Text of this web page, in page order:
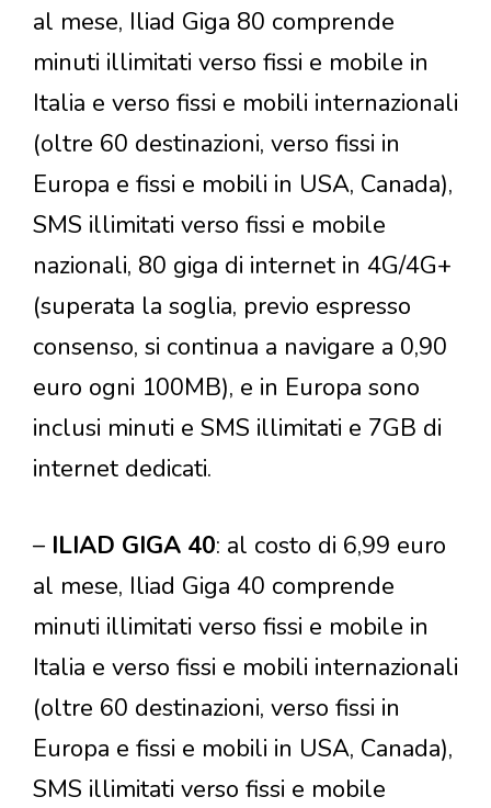
al mese, Iliad Giga 80 comprende
minuti illimitati verso fissi e mobile in
Italia e verso fissi e mobili internazionali
(oltre 60 destinazioni, verso fissi in
Europa e fissi e mobili in USA, Canada),
SMS illimitati verso fissi e mobile
nazionali, 80 giga di internet in 4G/4G+
(superata la soglia, previo espresso
consenso, si continua a navigare a 0,90
euro ogni 100MB), e in Europa sono
inclusi minuti e SMS illimitati e 7GB di
internet dedicati.
– ILIAD GIGA 40: al costo di 6,99 euro
al mese, Iliad Giga 40 comprende
minuti illimitati verso fissi e mobile in
Italia e verso fissi e mobili internazionali
(oltre 60 destinazioni, verso fissi in
Europa e fissi e mobili in USA, Canada),
SMS illimitati verso fissi e mobile